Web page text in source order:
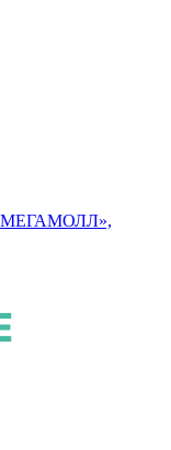
"МЕГАМОЛЛ»,